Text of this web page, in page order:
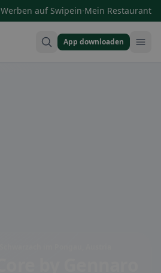
Werben auf Swipein·Mein Restaurant
App downloaden